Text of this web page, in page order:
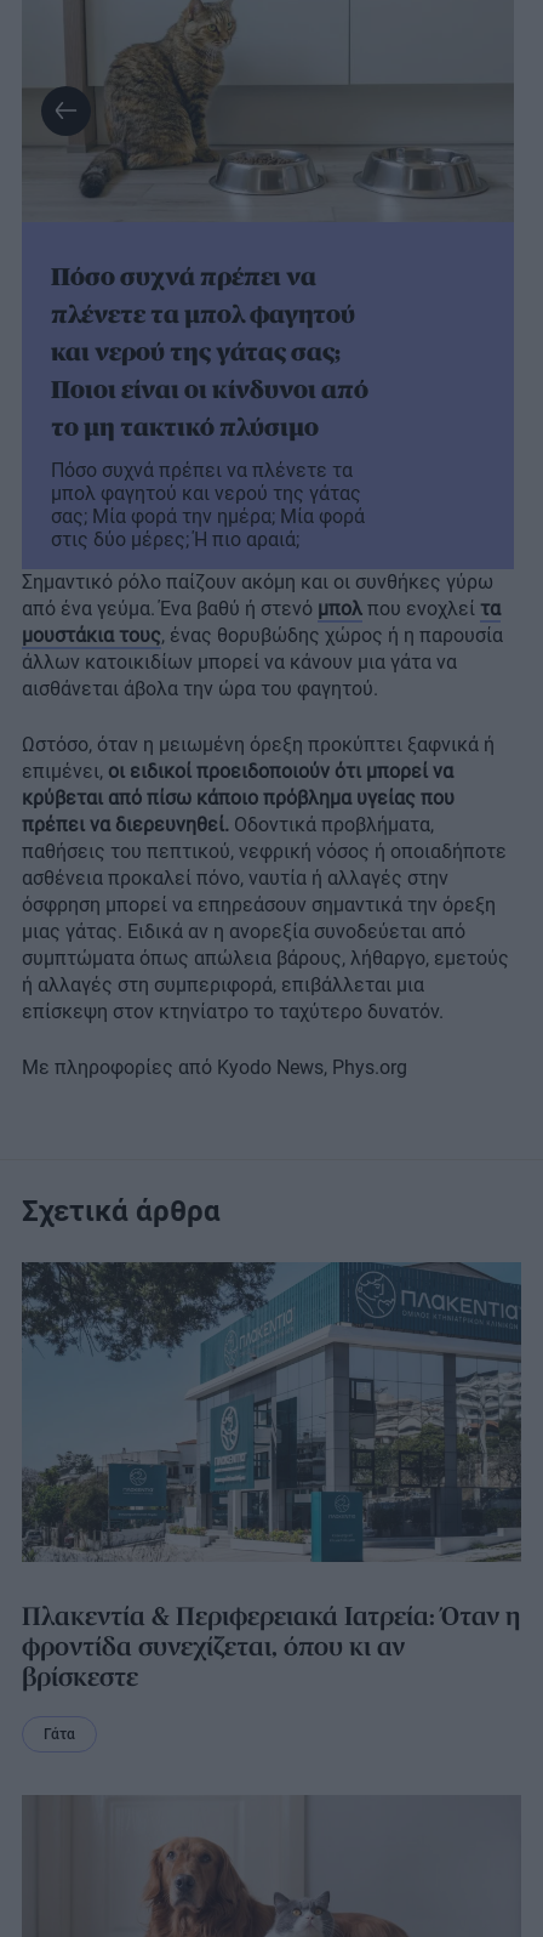
Πόσο συχνά πρέπει να
πλένετε τα μπολ φαγητού
και νερού της γάτας σας;
Ποιοι είναι οι κίνδυνοι από
το μη τακτικό πλύσιμο
Πόσο συχνά πρέπει να πλένετε τα
μπολ φαγητού και νερού της γάτας
σας; Μία φορά την ημέρα; Μία φορά
στις δύο μέρες; Ή πιο αραιά;
Σημαντικό ρόλο παίζουν ακόμη και οι συνθήκες γύρω
από ένα γεύμα. Ένα βαθύ ή στενό μπολ που ενοχλεί τα
μουστάκια τους, ένας θορυβώδης χώρος ή η παρουσία
άλλων κατοικιδίων μπορεί να κάνουν μια γάτα να
αισθάνεται άβολα την ώρα του φαγητού.
Ωστόσο, όταν η μειωμένη όρεξη προκύπτει ξαφνικά ή
επιμένει, οι ειδικοί προειδοποιούν ότι μπορεί να
κρύβεται από πίσω κάποιο πρόβλημα υγείας που
πρέπει να διερευνηθεί. Οδοντικά προβλήματα,
παθήσεις του πεπτικού, νεφρική νόσος ή οποιαδήποτε
ασθένεια προκαλεί πόνο, ναυτία ή αλλαγές στην
όσφρηση μπορεί να επηρεάσουν σημαντικά την όρεξη
μιας γάτας. Ειδικά αν η ανορεξία συνοδεύεται από
συμπτώματα όπως απώλεια βάρους, λήθαργο, εμετούς
ή αλλαγές στη συμπεριφορά, επιβάλλεται μια
επίσκεψη στον κτηνίατρο το ταχύτερο δυνατόν.
Με πληροφορίες από Kyodo News, Phys.org
Σχετικά άρθρα
Πλακεντία & Περιφερειακά Ιατρεία: Όταν η
φροντίδα συνεχίζεται, όπου κι αν
βρίσκεστε
Γάτα